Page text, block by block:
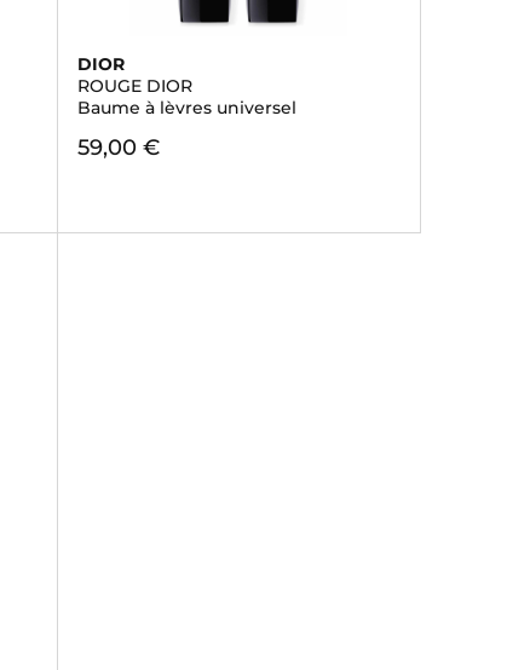
DIOR
ROUGE DIOR
Baume à lèvres universel
59,00 €